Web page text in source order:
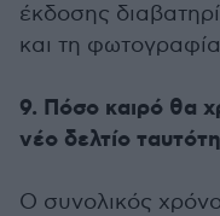
έκδοσης
και τη
9. Πόσο καιρό θα
νέο δελτίο
Ο συνολικός